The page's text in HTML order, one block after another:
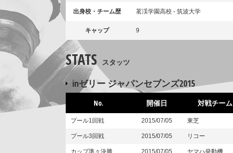
出身校・チーム歴 茗渓学園高校 - 筑波大学
キャップ 9
STATS スタッツ
inゼリー ジャパンセブンズ2015
No. 開催日 対戦チーム
プール1回戦 2015/07/05 東芝
プール3回戦 2015/07/05 リコー
カップ準々決勝 2015/07/05 ヤマハ発動機